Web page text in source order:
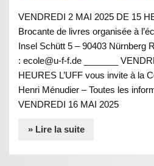
VENDREDI 2 MAI 2025 DE 15
Brocante de livres organisée à
Insel Schütt 5 – 90403 Nürnberg
: ecole@u-f-f.de _______
HEURES L’UFF vous invite à la
Henri Ménudier – Toutes les
VENDREDI 16 MAI 2025
» Lire la suite